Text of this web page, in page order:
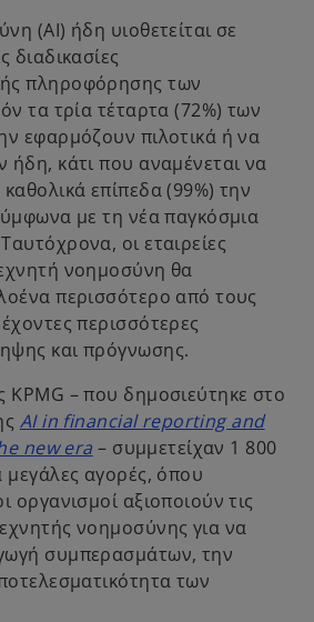
(AI) ήδη υιοθετείται σε
διαδικασίες
πληροφόρησης των
τα τρία τέταρτα (72%) των
εφαρμόζουν πιλοτικά ή να
ήδη, κάτι που αναμένεται να
επίπεδα (99%) την
με τη νέα παγκόσμια
οι εταιρείες
νοημοσύνη θα
περισσότερο από τους
περισσότερες
και πρόγνωσης.
KPMG – που δημοσιεύτηκε στο
AI in financial reporting and
new era – συμμετείχαν 1 800
μεγάλες αγορές, όπου
οργανισμοί αξιοποιούν τις
νοημοσύνης για να
συμπερασμάτων, την
των